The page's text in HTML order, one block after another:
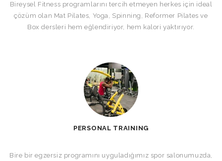
Bireysel Fitness programlarını tercih etmeyen herkes için ideal
çözüm olan Mat Pilates, Yoga, Spinning, Reformer Pilates ve
Box dersleri hem eğlendiriyor, hem kalori yaktırıyor.
PERSONAL TRAINING
Bire bir egzersiz programını uyguladığımız spor salonumuzda,